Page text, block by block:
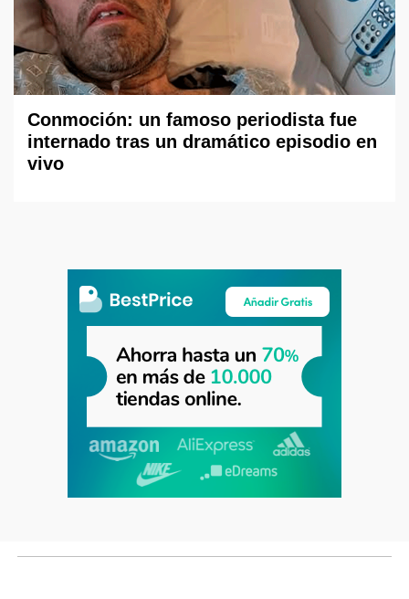
Conmoción: un famoso periodista fue
internado tras un dramático episodio en
vivo